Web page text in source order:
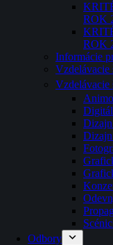
ROK
ROK
Informácie
Vzdelávacie
Vzdelávacie
Odbory